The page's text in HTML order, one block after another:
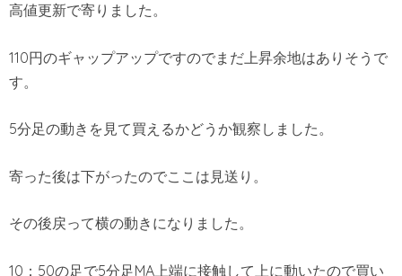
高値更新で寄りました。
110円のギャップアップですのでまだ上昇余地はありそうで
す。
5分足の動きを見て買えるかどうか観察しました。
寄った後は下がったのでここは見送り。
その後戻って横の動きになりました。
10：50の足で5分足MA上端に接触して上に動いたので買い